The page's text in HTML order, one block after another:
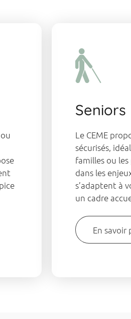
Seniors
Le CEME
sécurisés,
familles ou
dans les
s’adaptent à
un cadre
En savoir